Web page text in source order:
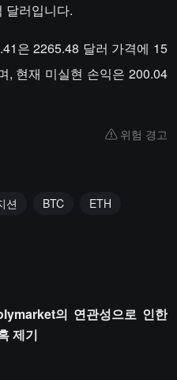
달러입니다.
은 2265.48 달러 가격에 15
, 현재 미실현 손익은 200.04
위험 경고
션 BTC ETH
의 연관성으로 인한
제기